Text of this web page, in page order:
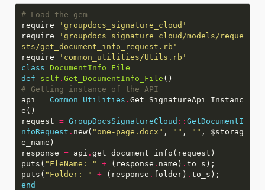
# Load the gem
require
'groupdocs_signature_cloud'
require
'groupdocs_signature_cloud/models/reque
sts/get_document_info_request.rb'
require
'common_utilities/Utils.rb'
class DocumentInfo_File
def
self . Get_DocumentInfo_File
# Getting instance of the API
api = Common_Utilities . Get_SignatureApi_Instanc
request = GroupDocsSignatureCloud :: GetDocumentI
nfoRequest . new( "one-page.docx" , "" , "" , $storag
response =api .
puts( "FleName: " +(response . name) .
puts( "Folder: " +(response . folder) .
end